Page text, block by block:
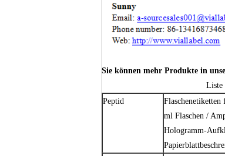
Sie können mehr Produkte in
Liste
Peptid
ml Flaschen /
Hologramm-